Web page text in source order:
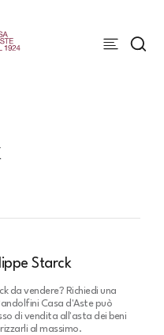
Starck
da vendere? Richiedi una
Casa d'Aste può
di vendita all'asta dei beni
al massimo.